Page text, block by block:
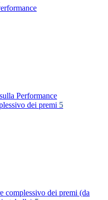
Performance
dei premi 5
complessivo dei premi (da